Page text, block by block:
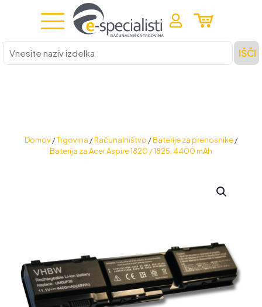
Vnesite
naziv
izdelka
IŠČI
Domov /Trgovina /Računalništvo /Baterije za prenosnike /
Baterija za Acer Aspire 1820 / 1825, 4400 mAh